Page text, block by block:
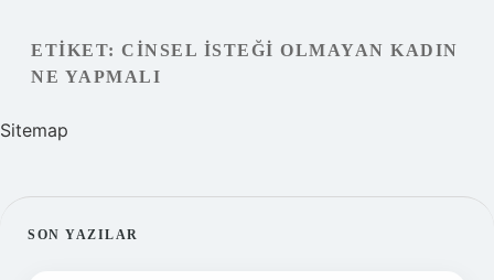
Hakkımızda
ETIKET: CINSEL ISTEĞI OLMAYAN KADIN
NE YAPMALI
Sitemap
SIDEBAR
SON YAZILAR